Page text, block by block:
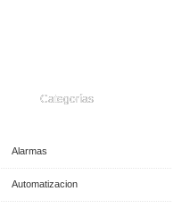
Categorías
Alarmas
Automatizacion